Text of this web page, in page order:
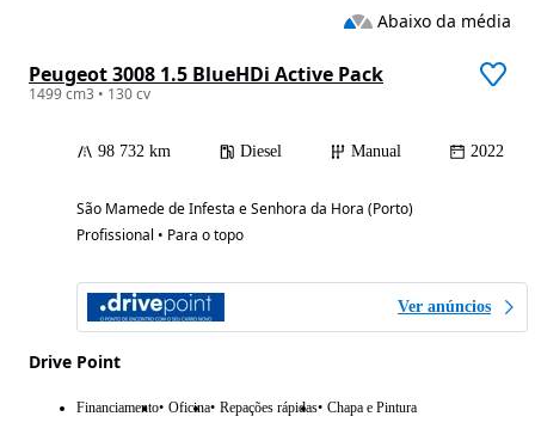
Peugeot 3008 1.5 BlueHDi Active Pack
1499 cm3 • 130 cv
98 732 km Diesel Manual 2022
São Mamede de Infesta e Senhora da Hora (Porto)
Profissional • Para o topo
Ver anúncios
Drive Point
Financiamento Oficina Repações rápidas Chapa e Pintura
Abaixo da média